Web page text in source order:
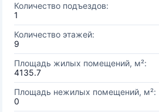
Количество подъездов:
1
Количество этажей:
9
Площадь жилых помещений, м²:
4135.7
Площадь нежилых помещений, м²:
0